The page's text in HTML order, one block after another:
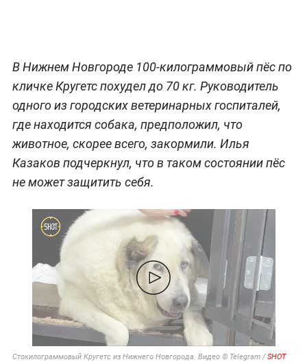
В Нижнем Новгороде 100-килограммовый пёс по
кличке Кругетс похудел до 70 кг. Руководитель
одного из городских ветеринарных госпиталей,
где находится собака, предположил, что
животное, скорее всего, закормили. Илья
Казаков подчеркнул, что в таком состоянии пёс
не может защитить себя.
Стокилограммовый Кругетс из Нижнего Новгорода. Видео © Telegram /SHOT